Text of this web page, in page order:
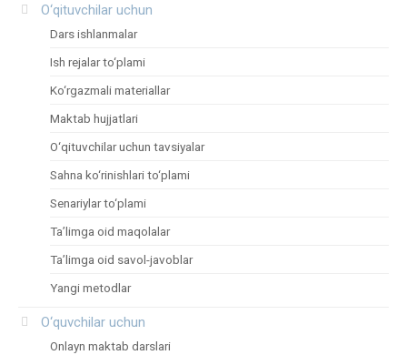
O‘qituvchilar uchun
Dars ishlanmalar
Ish rejalar to‘plami
Ko‘rgazmali materiallar
Maktab hujjatlari
O‘qituvchilar uchun tavsiyalar
Sahna ko‘rinishlari to‘plami
Senariylar to‘plami
Ta’limga oid maqolalar
Ta’limga oid savol-javoblar
Yangi metodlar
O‘quvchilar uchun
Onlayn maktab darslari